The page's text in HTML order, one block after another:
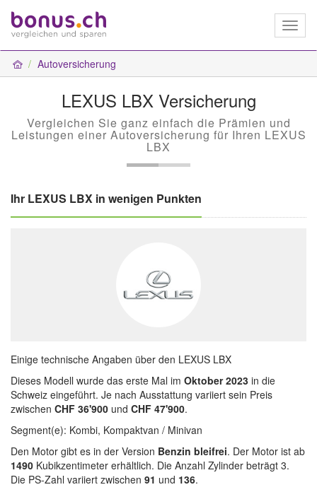
Autoversicherung
LEXUS LBX Versicherung
Vergleichen Sie ganz einfach die Prämien und
Leistungen einer Autoversicherung für Ihren LEXUS
LBX
Ihr LEXUS LBX in wenigen Punkten
Einige technische Angaben über den LEXUS LBX
Dieses Modell wurde das erste Mal im Oktober 2023 in die
Schweiz eingeführt. Je nach Ausstattung variiert sein Preis
zwischen CHF 36'900 und CHF 47'900.
Segment(e): Kombi, Kompaktvan / Minivan
Den Motor gibt es in der Version Benzin bleifrei. Der Motor ist ab
1490 Kubikzentimeter erhältlich. Die Anzahl Zylinder beträgt 3.
Die PS-Zahl variiert zwischen 91 und 136.